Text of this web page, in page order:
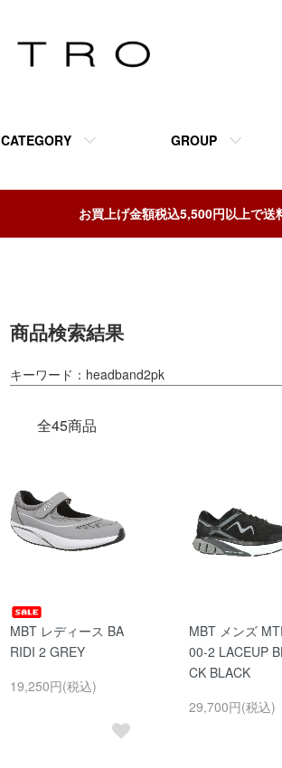
CATEGORY GROUP
お買上げ金額税込5,500円以上で送
商品検索結果
キーワード：headband2pk
全45商品
MBT レディース BA
RIDI 2 GREY
19,250円(税込)
MBT メンズ
00-2 LACEUP
CK BLACK
29,700円(税込)